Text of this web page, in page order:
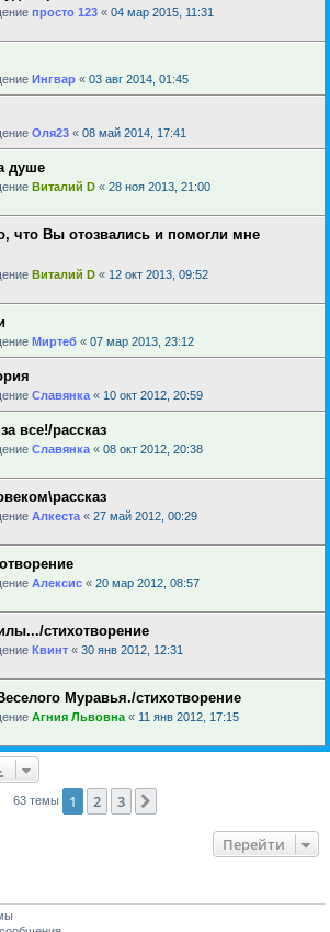
просто 123 « 04 мар 2015, 11:31
Ингвар « 03 авг 2014, 01:45
Оля23 « 08 май 2014, 17:41
душе
Виталий D « 28 ноя 2013, 21:00
что Вы отозвались и помогли мне
Виталий D « 12 окт 2013, 09:52
Миртеб « 07 мар 2013, 23:12
Славянка « 10 окт 2012, 20:59
все!/рассказ
Славянка « 08 окт 2012, 20:38
Алкеста « 27 май 2012, 00:29
Алексис « 20 мар 2012, 08:57
стихотворение
Квинт « 30 янв 2012, 12:31
Муравья./стихотворение
Агния Львовна « 11 янв 2012, 17:15
63 темы 1 2 3
Перейти